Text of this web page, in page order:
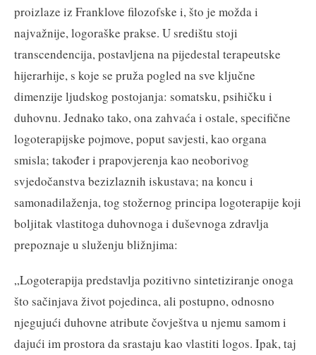
proizlaze iz Franklove filozofske i, što je možda i
najvažnije, logoraške prakse. U središtu stoji
transcendencija, postavljena na pijedestal terapeutske
hijerarhije, s koje se pruža pogled na sve ključne
dimenzije ljudskog postojanja: somatsku, psihičku i
duhovnu. Jednako tako, ona zahvaća i ostale, specifične
logoterapijske pojmove, poput savjesti, kao organa
smisla; također i prapovjerenja kao neoborivog
svjedočanstva bezizlaznih iskustava; na koncu i
samonadilaženja, tog stožernog principa logoterapije koji
boljitak vlastitoga duhovnoga i duševnoga zdravlja
prepoznaje u služenju bližnjima:
„Logoterapija predstavlja pozitivno sintetiziranje onoga
što sačinjava život pojedinca, ali postupno, odnosno
njegujući duhovne atribute čovještva u njemu samom i
dajući im prostora da srastaju kao vlastiti logos. Ipak, taj